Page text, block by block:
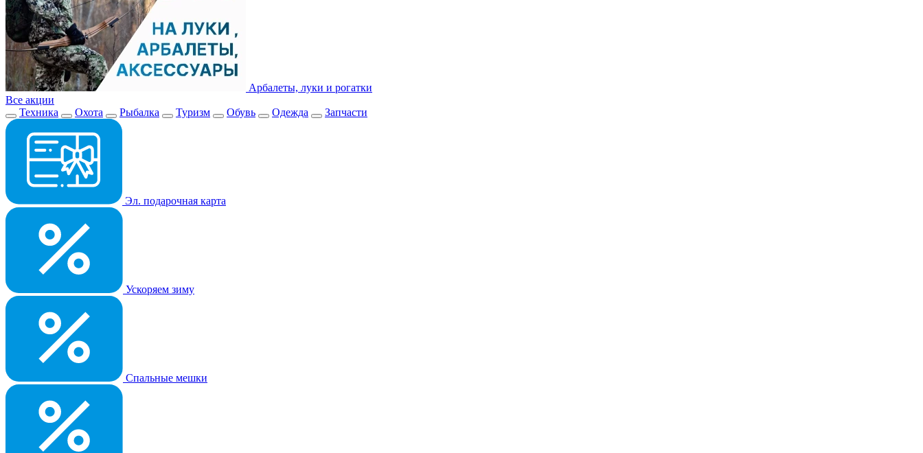
Арбалеты, луки и рогатки
Все акции
Техника
Охота Рыбалка Туризм Обувь Одежда Запчасти
Эл. подарочная карта
Ускоряем зиму
Спальные мешки